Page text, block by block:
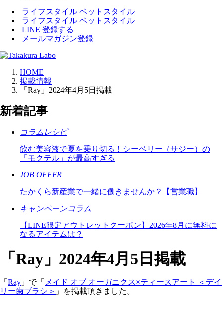
ライフスタイル ペットスタイル
ライフスタイル ペットスタイル
LINE 登録する
メールマガジン登録
HOME
掲載情報
「Ray」2024年4月5日掲載
新着記事
コラムレシピ
飲む美容液で夏を乗り切る！シーベリー（サジー）の
「モクテル」が最高すぎる
JOB OFFER
たかくら新産業で一緒に働きませんか？【営業職】
キャンペーンコラム
【LINE限定アウトレットクーポン】2026年8月に無料に
なるアイテムは？
「Ray」2024年4月5日掲載
「 Ray 」で「 メイド オブ オーガニクス×ティースアート ＜デイ
リー歯ブラシ＞ 」を掲載頂きました。